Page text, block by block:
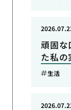
頑固な
た私の
生活